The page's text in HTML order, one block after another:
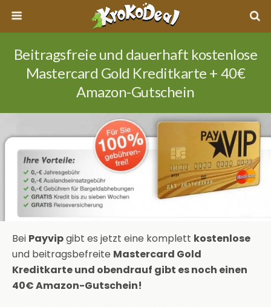
Beitragsfreie und dauerhaft kostenlose
Mastercard Gold Kreditkarte + 40€
Amazon-Gutschein
Bei Payvipgibt es jetzt eine komplett kostenlose
und beitragsbefreite Mastercard Gold
Kreditkarte und obendrauf gibt es noch einen
40€ Amazon-Gutschein!